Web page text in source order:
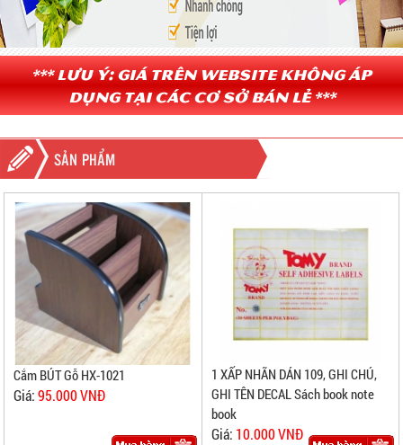
*** Lưu ý: Giá trên website không áp
dụng tại các cơ sở bán lẻ ***
SẢN PHẨM
Cắm BÚT Gỗ HX-1021
Giá:95.000 VNĐ
1 XẤP NHÃN DÁN 109, GHI CHÚ,
GHI TÊN DECAL Sách book note
book
Giá: 10.000 VNĐ